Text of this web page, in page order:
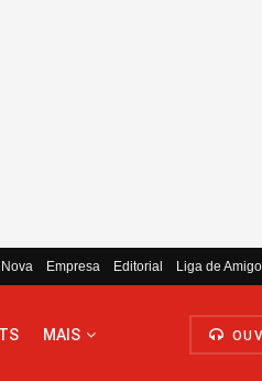
Empresa Editorial Liga de
MAIS